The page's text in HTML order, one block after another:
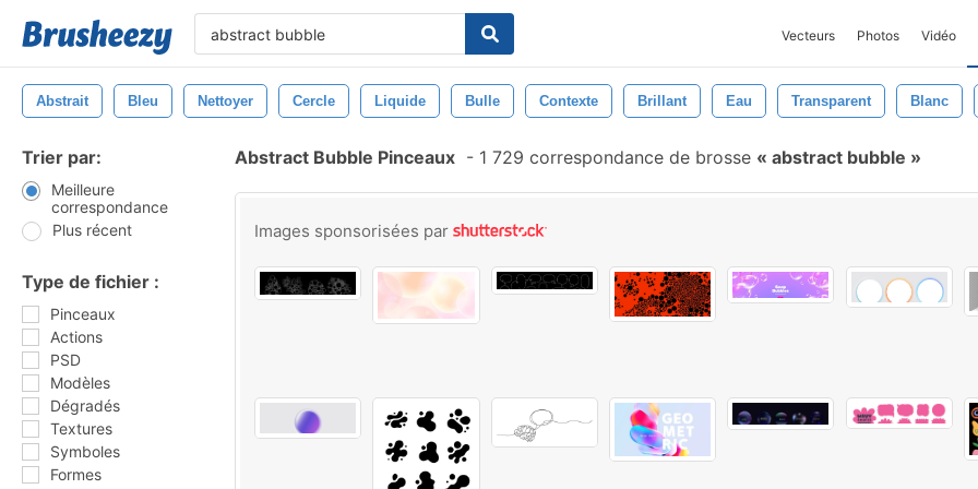
Vecteurs Photos Vidéo
Abstrait Bleu Nettoyer Cercle Liquide Bulle Contexte Brillant Eau Transparent Blanc
Trier par:
Meilleure
correspondance
Plus récent
Type de fichier :
Pinceaux
Actions
PSD
Modèles
Dégradés
Textures
Symboles
Formes
Abstract Bubble Pinceaux - 1 729 correspondance de brosse abstract bubble
Images sponsorisées par